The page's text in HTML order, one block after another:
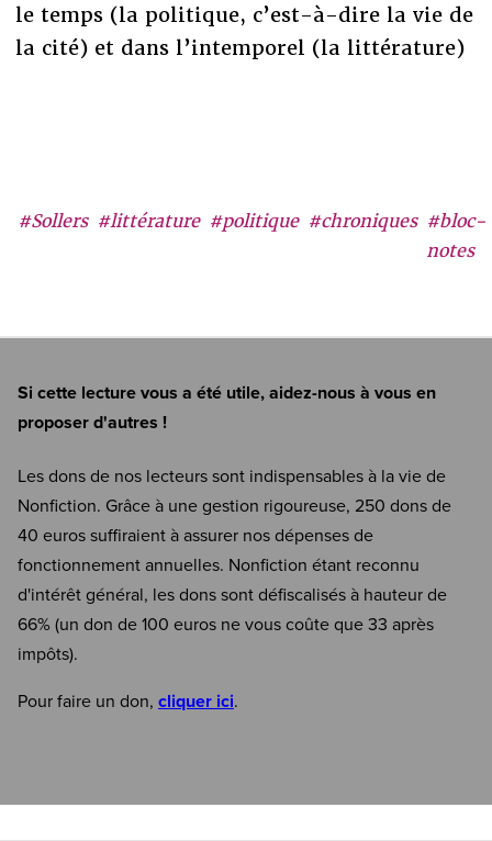
#Sollers #littérature #politique #chroniques #bloc-
notes
le temps (la politique, c’est-à-dire la vie de
la cité) et dans l’intemporel (la littérature)
Si cette lecture vous a été utile, aidez-nous à vous en
proposer d'autres !
Les dons de nos lecteurs sont indispensables à la vie de
Nonfiction. Grâce à une gestion rigoureuse, 250 dons de
40 euros suffiraient à assurer nos dépenses de
fonctionnement annuelles. Nonfiction étant reconnu
d'intérêt général, les dons sont défiscalisés à hauteur de
66% (un don de 100 euros ne vous coûte que 33 après
impôts).
Pour faire un don, cliquer ici.